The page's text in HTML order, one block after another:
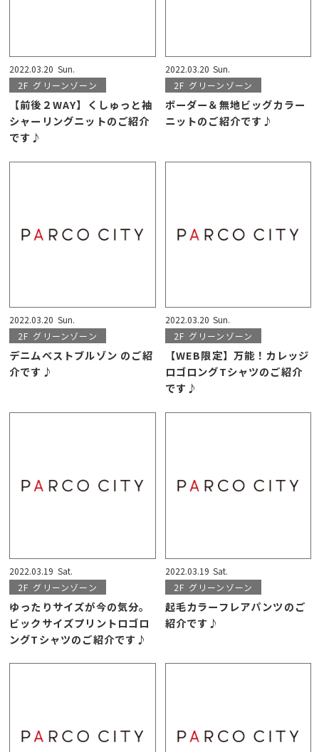
2022.03.20 Sun.
2F グリーンゾーン
【前後２WAY】くしゅっと袖
シャーリングニットのご紹介
です♪
2022.03.20 Sun.
2F グリーンゾーン
ボーダー＆無地ビッグカラー
ニットのご紹介です♪
2022.03.20 Sun.
2F グリーンゾーン
デニムベストブルゾン のご紹
介です♪
2022.03.20 Sun.
2F グリーンゾーン
【WEB限定】万能！カレッジ
ロゴロングTシャツのご紹介
です♪
2022.03.19 Sat.
2F グリーンゾーン
ゆったりサイズが今の気分。
ビックサイズプリントロゴロ
ングTシャツのご紹介です♪
2022.03.19 Sat.
2F グリーンゾーン
起毛カラーフレアパンツのご
紹介です♪